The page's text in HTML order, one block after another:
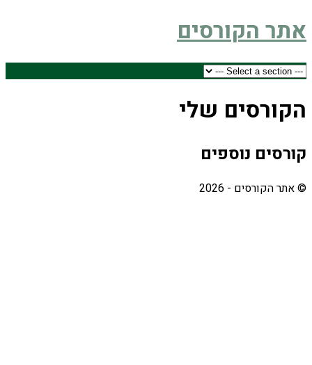
אתר הקורסים
הקורסים שלי
קורסים נוספים
© אתר הקורסים - 2026